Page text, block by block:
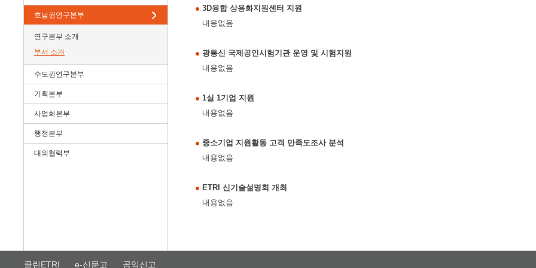
호남권연구본부
연구본부 소개
부서 소개
수도권연구본부
기획본부
사업화본부
행정본부
대외협력부
3D융합 상용화지원센터 지원
내용없음
광통신 국제공인시험기관 운영 및 시험지원
내용없음
1실 1기업 지원
내용없음
중소기업 지원활동 고객 만족도조사 분석
내용없음
ETRI 신기술설명회 개최
내용없음
클린ETRI e-신문고 공익신고